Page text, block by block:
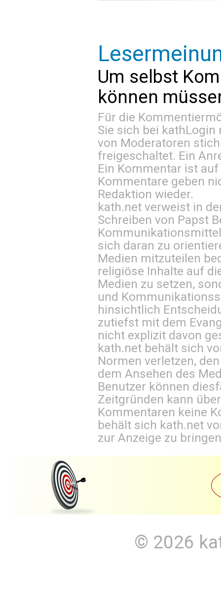
Um selbst
können
Für die
Sie sich bei kathLogin
von Moderatoren
freigeschaltet. Ein
Ein Kommentar ist
Kommentare geben
Redaktion wieder.
kath.net verweist in
Schreiben von Papst
sich daran zu
Medien mitzuteilen
religiöse Inhalte auf
Medien zu setzen,
und
hinsichtlich
zutiefst mit dem
nicht explizit davon
kath.net behält sich
Normen verletzen,
dem Ansehen des
Benutzer können
Zeitgründen kann
Kommentaren keine
behält sich kath.net
zur Anzeige zu
© 2026